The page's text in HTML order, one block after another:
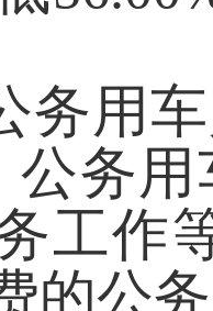
务用
公务
工作
的公